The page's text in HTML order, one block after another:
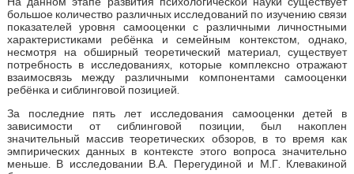
большое количество различных исследований по изучению связи
показателей уровня самооценки с различными личностными
характеристиками ребёнка и семейным контекстом, однако,
несмотря на обширный теоретический материал, существует
потребность в исследованиях, которые комплексно отражают
взаимосвязь между различными компонентами самооценки
ребёнка и сиблинговой позицией.
За последние пять лет исследования самооценки детей в
зависимости от сиблинговой позиции, был накоплен
значительный массив теоретических обзоров, в то время как
эмпирических данных в контексте этого вопроса значительно
меньше. В исследовании В.А. Перегудиной и М.Г. Клевакиной